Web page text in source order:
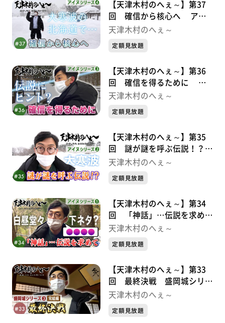
【天津木村のへぇ～】第37
回 確信から核心へ アイ
ヌシリーズ④
天津木村のへぇ～
定額見放題
【天津木村のへぇ～】第36
回 確信を得るために ア
イヌシリーズ③
天津木村のへぇ～
定額見放題
【天津木村のへぇ～】第35
回 謎が謎を呼ぶ伝説！？
アイヌシリーズ②
天津木村のへぇ～
定額見放題
【天津木村のへぇ～】第34
回 「神話」…伝説を求めて
アイヌシリーズ①
天津木村のへぇ～
定額見放題
【天津木村のへぇ～】第33
回 最終決戦 盛岡城シリー
ズ③
天津木村のへぇ～
定額見放題